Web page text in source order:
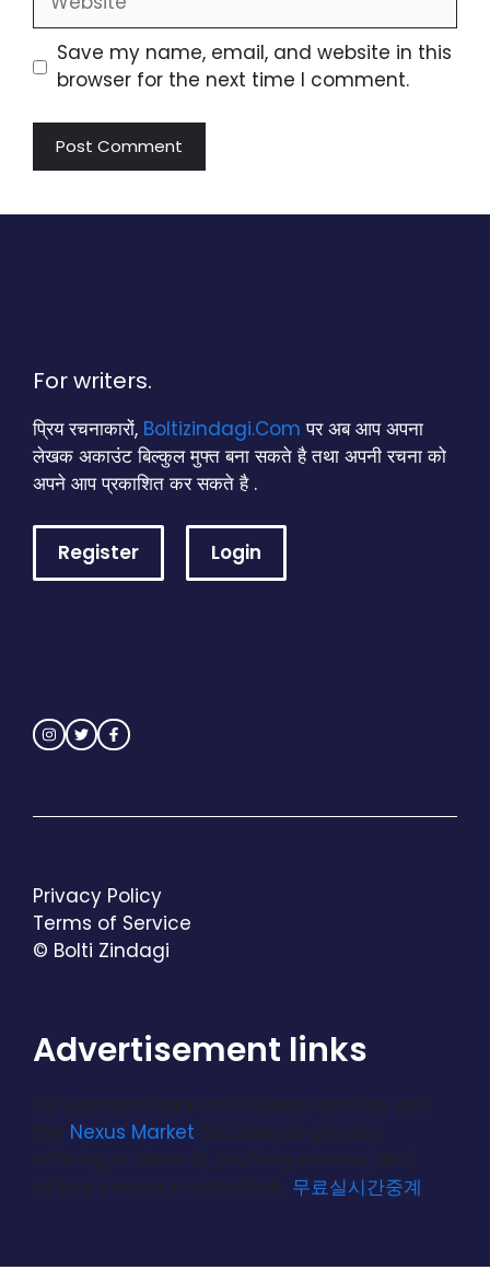
Save my name, email, and website in this
browser for the next time I comment.
For writers.
प्रिय रचनाकारों, Boltizindagi.Com पर अब आप अपना
लेखक अकाउंट बिल्कुल मुफ्त बना सकते है तथा अपनी रचना को
अपने आप प्रकाशित कर सकते है .
Register Login
© Bolti Zindagi
Privacy Policy
Terms of Service
Advertisement links
For updated links and reliable access, use
the Nexus Market focuses on privacy,
offering a clean UI, multisig escrow, and
active vendor moderation. 무료실시간중계